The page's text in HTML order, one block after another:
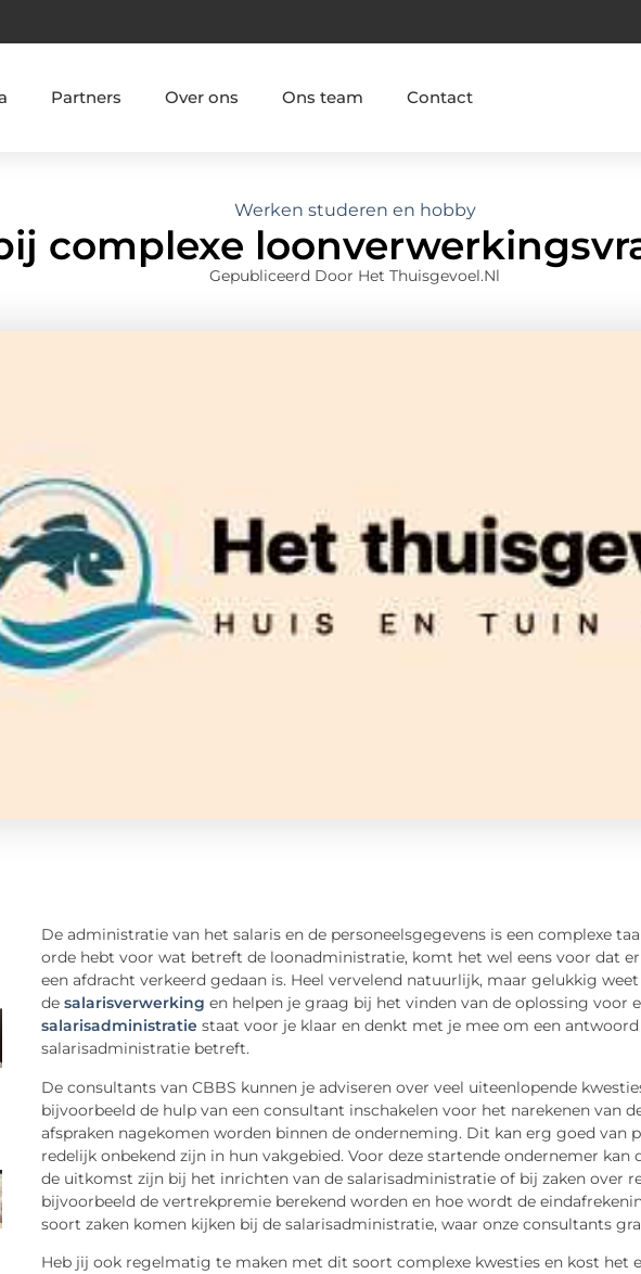
Partners Over ons Ons team Contact
Werken studeren en hobby
complexe
Gepubliceerd Door Het Thuisgevoel.nl
De administratie van het salaris en de personeelsgegevens is een complexe
orde hebt voor wat betreft de loonadministratie, komt het wel eens voor dat
een afdracht verkeerd gedaan is. Heel vervelend natuurlijk, maar gelukkig
de salarisverwerking en helpen je graag bij het vinden van de oplossing voor
salarisadministratie staat voor je klaar en denkt met je mee om een
salarisadministratie betreft.
De consultants van CBBS kunnen je adviseren over veel uiteenlopende
bijvoorbeeld de hulp van een consultant inschakelen voor het narekenen van
afspraken nagekomen worden binnen de onderneming. Dit kan erg goed van
redelijk onbekend zijn in hun vakgebied. Voor deze startende ondernemer
de uitkomst zijn bij het inrichten van de salarisadministratie of bij zaken over
bijvoorbeeld de vertrekpremie berekend worden en hoe wordt de
soort zaken komen kijken bij de salarisadministratie, waar onze consultants
Heb jij ook regelmatig te maken met dit soort complexe kwesties en kost het